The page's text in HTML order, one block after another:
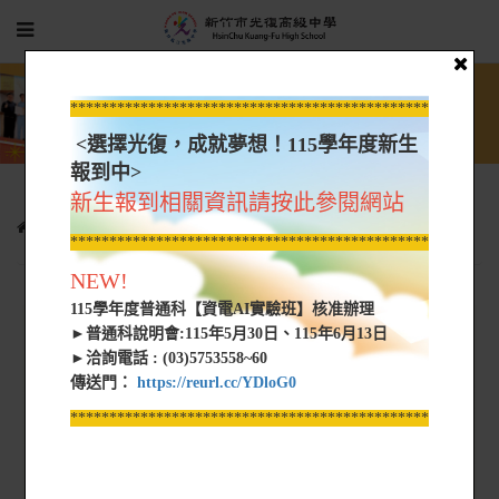
新生專區 校內獎學金
*****************************************************
<選擇光復，成就夢想！115學年度新生
報到中>
新生報到相關資訊請按此參閱網站
*****************************************************
NEW!
115學年度普通科【資電AI實驗班】核准辦理
►普通科說明會:115年5月30日、115年6月13日
►洽詢電話 : (03)5753558~60
傳送門： https://reurl.cc/YDloG0
*****************************************************